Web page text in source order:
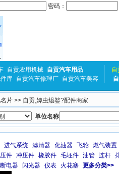
密码：
自贡农用机械 自贡汽车用品
库 自贡汽车修理厂 自贡汽车美容
自
片 >> 自贡,婢虫煰鐜?配件商家
单位名称
进气系统 滤清器 化油器 飞轮 燃气装置
件 冲压件 橡胶件 毛坯件 油管 连杆
断电器 闪光器 仪表 火花塞 更多分类>>